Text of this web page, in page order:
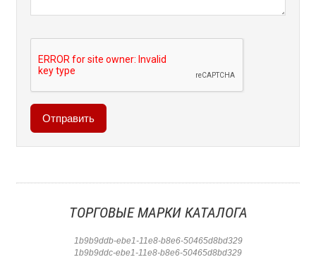
ТОРГОВЫЕ МАРКИ КАТАЛОГА
1b9b9ddb-ebe1-11e8-b8e6-50465d8bd329
1b9b9ddc-ebe1-11e8-b8e6-50465d8bd329